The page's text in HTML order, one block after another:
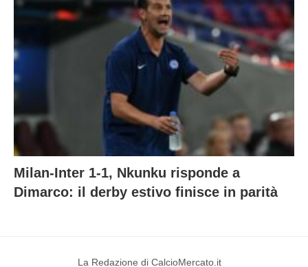
Milan-Inter 1-1, Nkunku risponde a
Dimarco: il derby estivo finisce in parità
La Redazione di CalcioMercato.it